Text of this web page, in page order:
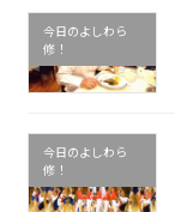
今日のよしわら
修！
今日のよしわら
修！